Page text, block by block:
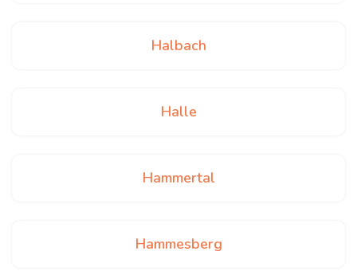
Halbach
Halle
Hammertal
Hammesberg